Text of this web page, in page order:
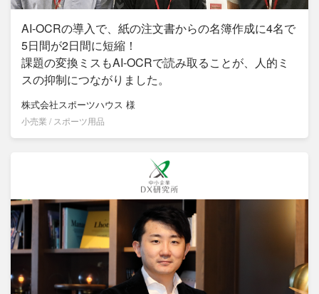
AI-OCRの導入で、紙の注文書からの名簿作成に4名で
5日間が2日間に短縮！
課題の変換ミスもAI-OCRで読み取ることが、人的ミ
スの抑制につながりました。
株式会社スポーツハウス 様
小売業 / スポーツ用品